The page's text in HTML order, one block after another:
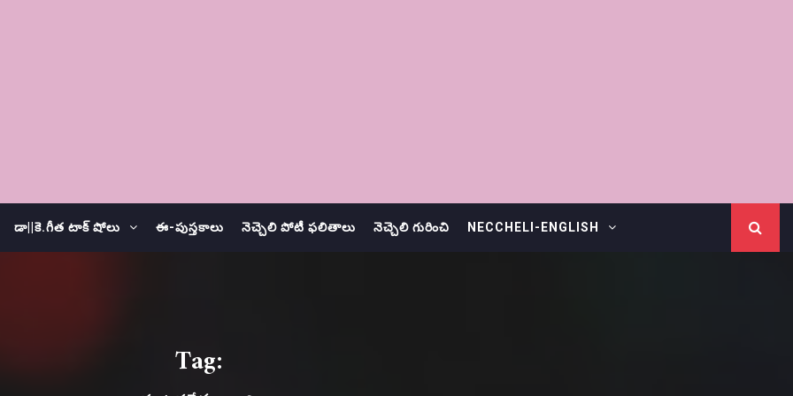
డా||కె.గీత టాక్ షోలు ఈ-పుస్తకాలు నెచ్చెలి పోటీ ఫలితాలు నెచ్చెలి గురించి NECCHELI-ENGLISH
Tag: